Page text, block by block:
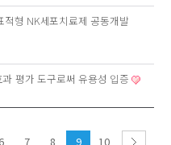
형 NK세포치료제 공동개발
평가 도구로써 유용성 입증
7 8 9 10